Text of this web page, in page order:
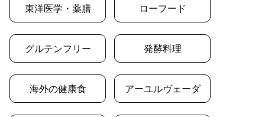
東洋医学・薬膳 ローフード
グルテンフリー 発酵料理
海外の健康食 アーユルヴェーダ